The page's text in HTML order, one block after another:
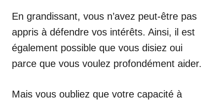
En grandissant, vous n’avez peut-être pas
appris à défendre vos intérêts. Ainsi, il est
également possible que vous disiez oui
parce que vous voulez profondément aider.
Mais vous oubliez que votre capacité à